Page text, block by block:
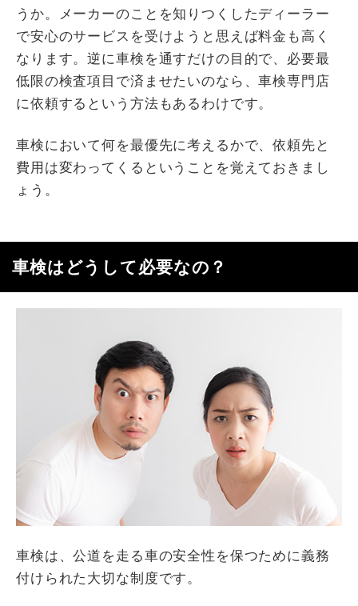
うか。メーカーのことを知りつくしたディーラー
で安心のサービスを受けようと思えば料金も高く
なります。逆に車検を通すだけの目的で、必要最
低限の検査項目で済ませたいのなら、車検専門店
に依頼するという方法もあるわけです。
車検において何を最優先に考えるかで、依頼先と
費用は変わってくるということを覚えておきまし
ょう。
車検はどうして必要なの？
車検は、公道を走る車の安全性を保つために義務
付けられた大切な制度です。